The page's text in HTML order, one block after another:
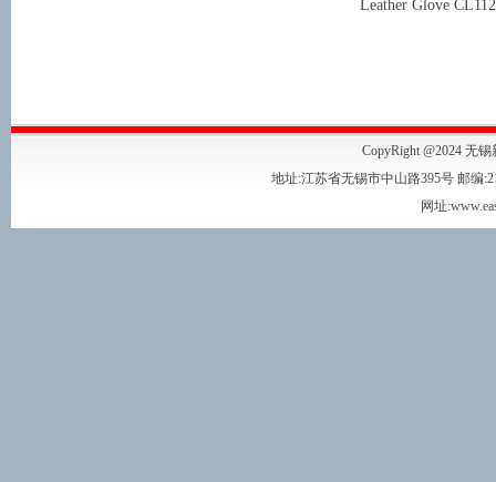
Leather Glove CL112
CopyRight @2024 无
地址:江苏省无锡市中山路395号 邮编
网址